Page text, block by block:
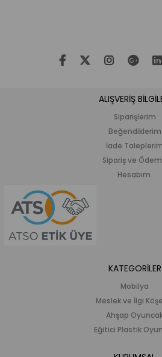
ALIŞVERİŞ
Siparişlerim
Beğendiklerim
İade
Sipariş ve
Hesabım
KATEGORİLER
Mobilya
Meslek ve İlgi
Ahşap
Eğitici Plastik